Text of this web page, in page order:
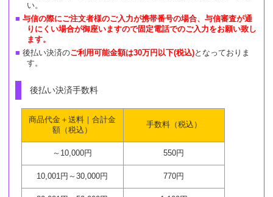
い。
与信の際にご注文者様のご入力が携帯番号の場合、与信審査が通
りにくい場合が御座いますので固定電話でのご入力をお願い致し
ます。
後払い決済のご利用可能金額は30万円以下(税込)となっておりま
す。
後払い決済手数料
商品代金＋送料｜合計金
額（税込）
手数料（税込）
～10,000円 550円
10,001円～30,000円 770円